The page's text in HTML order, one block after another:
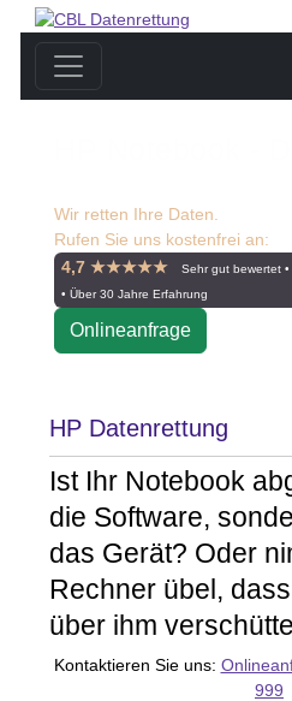
Wir retten Ihre Daten.
Rufen Sie uns kostenfrei an:
4,7 ★★★★★
Sehr gut bewertet
• Über 30 Jahre Erfahrung
Onlineanfrage
HP Datenrettung
Ist Ihr Notebook
die Software,
das Gerät? Oder
Rechner übel,
über ihm
Kontaktieren Sie uns:
999